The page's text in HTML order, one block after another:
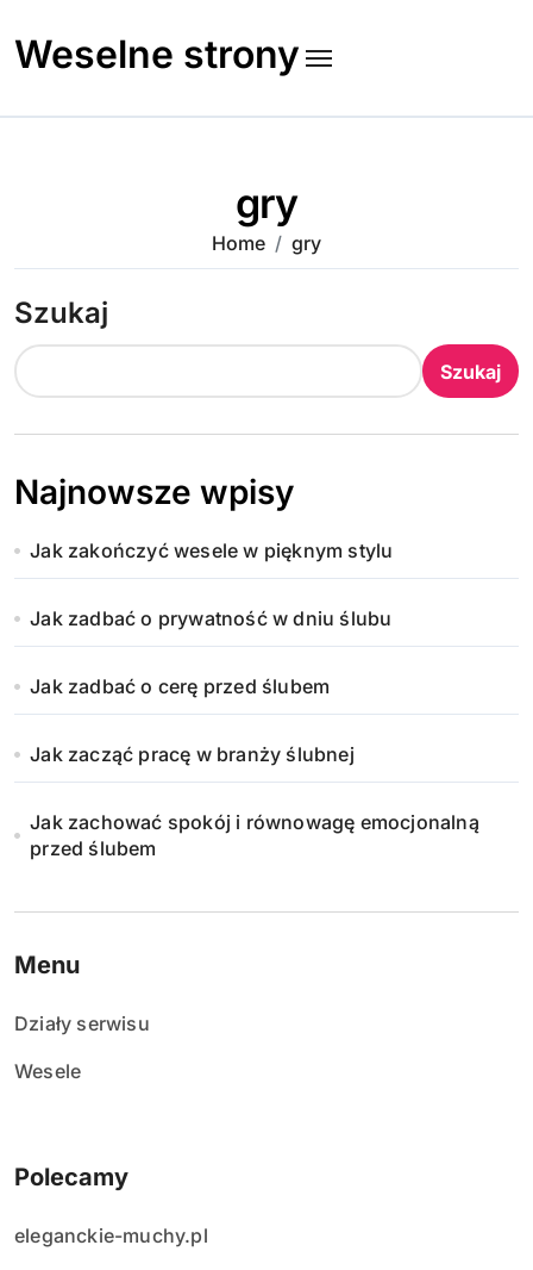
to
content
Weselne strony
gry
Home gry
Szukaj
Szukaj
Najnowsze wpisy
Jak zakończyć wesele w pięknym stylu
Jak zadbać o prywatność w dniu ślubu
Jak zadbać o cerę przed ślubem
Jak zacząć pracę w branży ślubnej
Jak zachować spokój i równowagę emocjonalną
przed ślubem
Menu
Działy serwisu
Wesele
Polecamy
eleganckie-muchy.pl